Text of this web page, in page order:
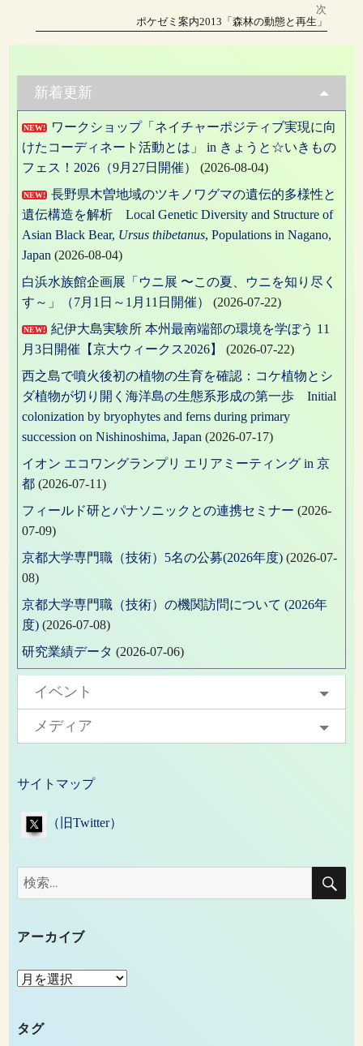
ナ
ゲ
ー
シ
ョ
ン
次
の
ポケゼミ案内2013「森林の動態と再生」
新着更新
NEW!
ワークショップ「ネイチャーポジティブ実現に向
けたコーディネート活動とは」 in きょうと☆いきもの
フェス！2026（9月27日開催）
(2026-08-04)
NEW!
長野県木曽地域のツキノワグマの遺伝的多様性と
遺伝構造を解析 Local Genetic Diversity and Structure of
Asian Black Bear, Ursus thibetanus, Populations in Nagano,
Japan (2026-08-04)
白浜水族館企画展「ウニ展 〜この夏、ウニを知り尽く
す～」（7月1日～1月11日開催）
(2026-07-22)
NEW!
紀伊大島実験所 本州最南端部の環境を学ぼう 11
月3日開催【京大ウィークス2026】
(2026-07-22)
西之島で噴火後初の植物の生育を確認：コケ植物とシ
ダ植物が切り開く海洋島の生態系形成の第一歩 Initial
colonization by bryophytes and ferns during primary
succession on Nishinoshima, Japan (2026-07-17)
イオン エコワングランプリ エリアミーティング in 京
都 (2026-07-11)
フィールド研とパナソニックとの連携セミナー (2026-
07-09)
京都大学専門職（技術）5名の公募(2026年度) (2026-07-
08)
京都大学専門職（技術）の機関訪問について (2026年
度) (2026-07-08)
研究業績データ (2026-07-06)
イベント
メディア
サイトマップ
（旧Twitter）
検
索:
検
アーカイブ
ア
カ
タグ